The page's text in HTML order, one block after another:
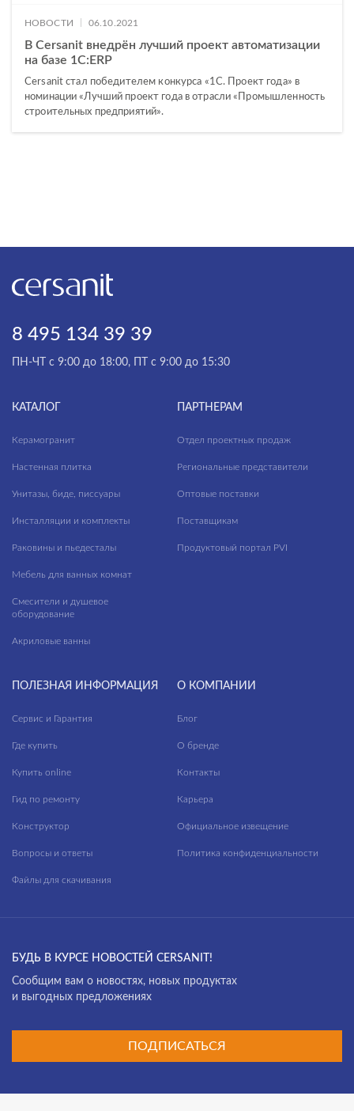
НОВОСТИ 06.10.2021
В Cersanit внедрён лучший проект автоматизации
на базе 1С:ERP
Cersanit стал победителем конкурса «1С. Проект года» в
номинации «Лучший проект года в отрасли «Промышленность
строительных предприятий».
8 495 134 39 39
ПН-ЧТ с 9:00 до 18:00, ПТ с 9:00 до 15:30
КАТАЛОГ
Керамогранит
Настенная плитка
Унитазы, биде, писсуары
Инсталляции и комплекты
Раковины и пьедесталы
Мебель для ванных комнат
Смесители и душевое
оборудование
Акриловые ванны
ПАРТНЕРАМ
Отдел проектных продаж
Региональные представители
Оптовые поставки
Поставщикам
Продуктовый портал PVI
ПОЛЕЗНАЯ ИНФОРМАЦИЯ
Сервис и Гарантия
Где купить
Купить online
Гид по ремонту
Конструктор
Вопросы и ответы
Файлы для скачивания
О КОМПАНИИ
Блог
О бренде
Контакты
Карьера
Официальное извещение
Политика конфиденциальности
БУДЬ В КУРСЕ НОВОСТЕЙ CERSANIT!
Cообщим вам о новостях, новых продуктах
и выгодных предложениях
ПОДПИСАТЬСЯ